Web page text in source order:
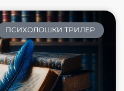
ПСИХОЛОШКИ ТРИЛЕР